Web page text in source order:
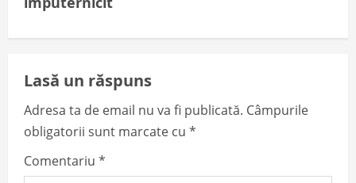
n
v
i
g
Lasă un răspuns
Adresa ta de email nu va fi publicată. Câmpurile
obligatorii sunt marcate cu *
Comentariu *